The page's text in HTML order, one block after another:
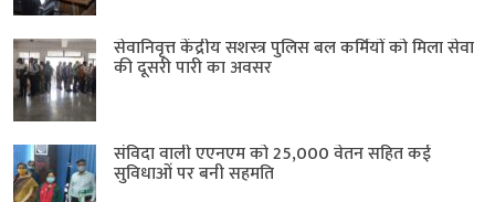
सेवानिवृत्त केंद्रीय सशस्त्र पुलिस बल ​कर्मियों को मिला सेवा
की दूसरी पारी का अवसर
संविदा वाली एएनएम को 25,000 वेतन सहित कई
सुविधाओं पर बनी सहमति